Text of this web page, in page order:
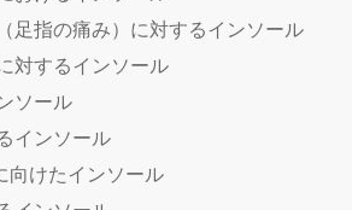
足指の痛み）に対するインソール
対するインソール
ソール
インソール
向けたインソール